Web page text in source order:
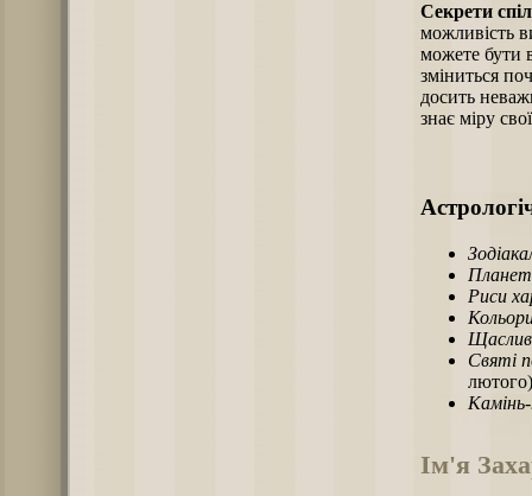
Секрети
можливість
можете бути
зміниться
досить
знає міру
Риси
Святі
Ім'я